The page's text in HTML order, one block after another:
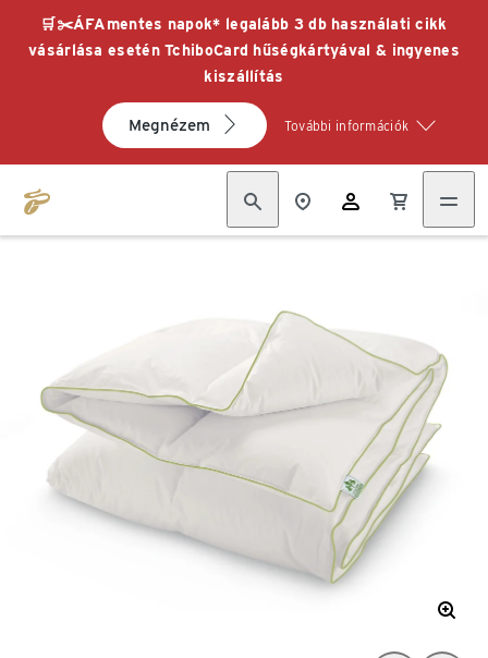
🛒✂️ÁFAmentes napok* legalább 3 db használati cikk
vásárlása esetén TchiboCard hűségkártyával & ingyenes
kiszállítás
Megnézem További információk